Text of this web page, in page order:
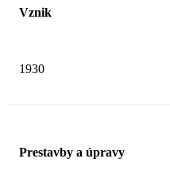
Vznik
1930
Prestavby a úpravy